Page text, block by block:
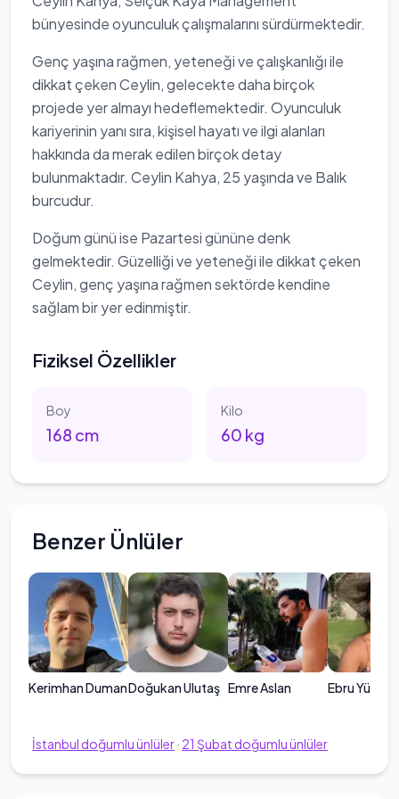
bünyesinde oyunculuk çalışmalarını sürdürmektedir.
Genç yaşına rağmen, yeteneği ve çalışkanlığı ile
dikkat çeken Ceylin, gelecekte daha birçok
projede yer almayı hedeflemektedir. Oyunculuk
kariyerinin yanı sıra, kişisel hayatı ve ilgi alanları
hakkında da merak edilen birçok detay
bulunmaktadır. Ceylin Kahya, 25 yaşında ve Balık
burcudur.
Doğum günü ise Pazartesi gününe denk
gelmektedir. Güzelliği ve yeteneği ile dikkat çeken
Ceylin, genç yaşına rağmen sektörde kendine
sağlam bir yer edinmiştir.
Fiziksel Özellikler
Boy
168 cm
Kilo
60 kg
Benzer Ünlüler
Kerimhan DumanDoğukan Ulutaş Emre Aslan Ebru Yücel
İstanbul doğumlu ünlüler· 21 Şubat doğumlu ünlüler